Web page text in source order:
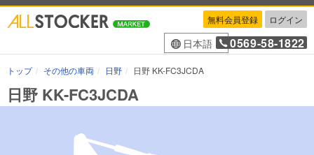
無料会員登録 ログイン
日本語 0569-58-1822
トップ その他の車両 日野 日野 KK-FC3JCDA
日野 KK-FC3JCDA